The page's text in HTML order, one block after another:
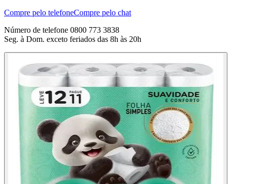
Compre pelo telefoneCompre pelo chat
Número de telefone 0800 773 3838
Seg. à Dom. exceto feriados das 8h às 20h